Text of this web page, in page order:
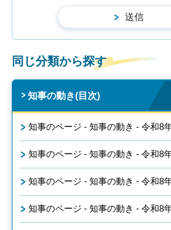
同じ分類から探す
知事の動き(目次)
知事のページ - 知事の動き - 令和8
知事のページ - 知事の動き - 令和8
知事のページ - 知事の動き - 令和8
知事のページ - 知事の動き - 令和8